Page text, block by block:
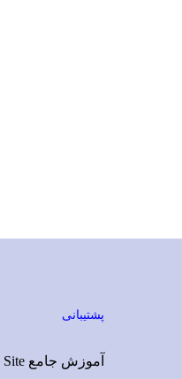
پشتیبانی
آموزش جامع Site